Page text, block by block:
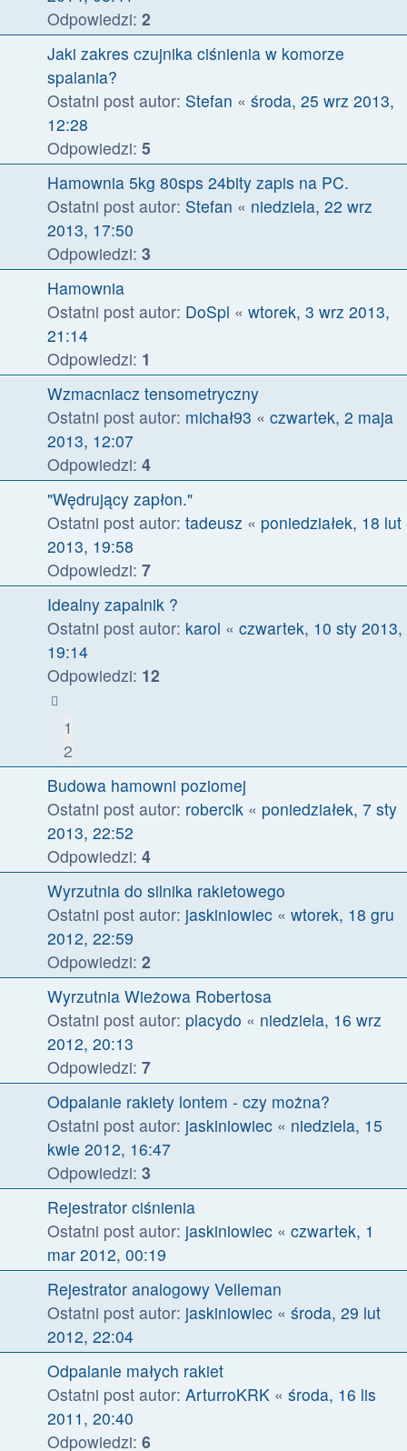
Odpowiedzi: 2
Jaki zakres czujnika ciśnienia w komorze
spalania?
Ostatni post autor: Stefan « środa, 25 wrz 2013,
12:28
Odpowiedzi: 5
Hamownia 5kg 80sps 24bity zapis na PC.
Ostatni post autor: Stefan « niedziela, 22 wrz
2013, 17:50
Odpowiedzi: 3
Hamownia
Ostatni post autor: DoSpl « wtorek, 3 wrz 2013,
21:14
Odpowiedzi: 1
Wzmacniacz tensometryczny
Ostatni post autor: michał93 « czwartek, 2 maja
2013, 12:07
Odpowiedzi: 4
"Wędrujący zapłon."
Ostatni post autor: tadeusz « poniedziałek, 18 lut
2013, 19:58
Odpowiedzi: 7
Idealny zapalnik ?
Ostatni post autor: karol « czwartek, 10 sty 2013,
19:14
Odpowiedzi: 12
1
2
Budowa hamowni poziomej
Ostatni post autor: robercik « poniedziałek, 7 sty
2013, 22:52
Odpowiedzi: 4
Wyrzutnia do silnika rakietowego
Ostatni post autor: jaskiniowiec « wtorek, 18 gru
2012, 22:59
Odpowiedzi: 2
Wyrzutnia Wieżowa Robertosa
Ostatni post autor: placydo « niedziela, 16 wrz
2012, 20:13
Odpowiedzi: 7
Odpalanie rakiety lontem - czy można?
Ostatni post autor: jaskiniowiec « niedziela, 15
kwie 2012, 16:47
Odpowiedzi: 3
Rejestrator ciśnienia
Ostatni post autor: jaskiniowiec « czwartek, 1
mar 2012, 00:19
Rejestrator analogowy Velleman
Ostatni post autor: jaskiniowiec « środa, 29 lut
2012, 22:04
Odpalanie małych rakiet
Ostatni post autor: ArturroKRK « środa, 16 lis
2011, 20:40
Odpowiedzi: 6